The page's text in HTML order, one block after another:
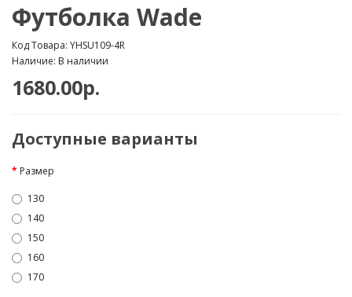
Футболка Wade
Код Товара: YHSU109-4R
Наличие: В наличии
1680.00р.
Доступные варианты
Размер
130
140
150
160
170